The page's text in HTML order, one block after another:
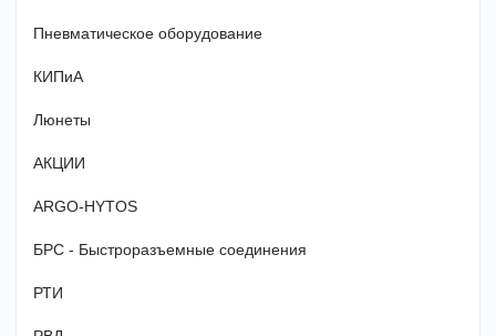
Пневматическое оборудование
КИПиА
Люнеты
АКЦИИ
ARGO-HYTOS
БРС - Быстроразъемные соединения
РТИ